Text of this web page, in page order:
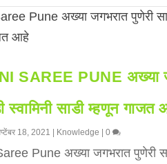
SAREE PUNE अख्या
स्वामिनी साडी म्हणून गाजत
18, 2021 Knowledge |0
Pune अख्या जगभरात पुणेरी